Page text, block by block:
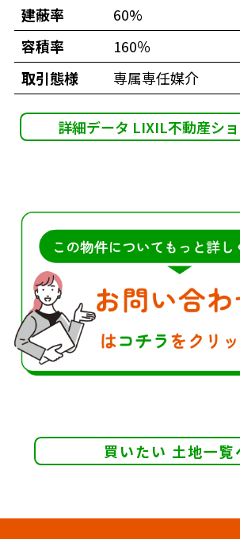
建蔽率
60%
容積率
160％
取引態様
専属専任媒介
詳細データ LIXIL不動産
買いたい 土地一覧